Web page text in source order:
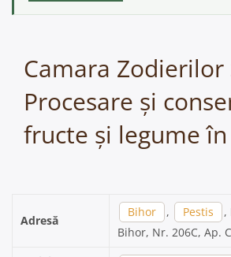
Camara Zodierilor
Procesare și
fructe și legume în
Adresă
Bihor , Pestis
,
Bihor, Nr. 206C, Ap.